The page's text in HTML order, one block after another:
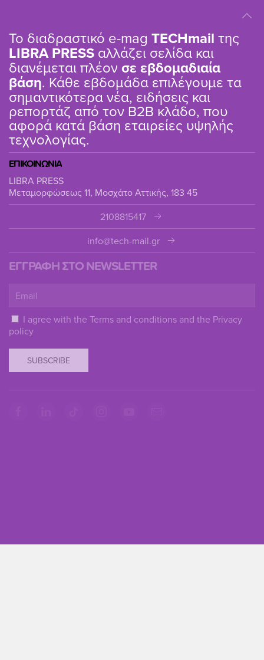
Το διαδραστικό e-mag TΕCHmail της
LIBRA PRESS αλλάζει σελίδα και
διανέμεται πλέον σε εβδομαδιαία
βάση. Κάθε εβδομάδα επιλέγουμε τα
σημαντικότερα νέα, ειδήσεις και
ρεπορτάζ από τον B2B κλάδο, που
αφορά κατά βάση εταιρείες υψηλής
τεχνολογίας.
ΕΠΙΚΟΙΝΩΝΙΑ
LIBRA PRESS
Μεταμορφώσεως 11, Μοσχάτο Αττικής, 183 45
2108815417
info@tech-mail.gr
ΕΓΓΡΑΦΗ ΣΤΟ NEWSLETTER
I agree with the Terms and conditions and the Privacy
policy
SUBSCRIBE